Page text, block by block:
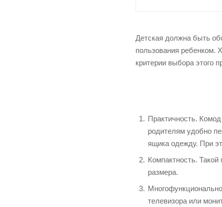
Детская должна быть
пользования ребенком.
критерии выбора этого
Практичность.
родителям удобно
ящика одежду. При
Компактность.
размера.
телевизора или